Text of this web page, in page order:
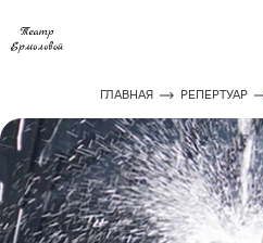
ГЛАВНАЯ РЕПЕРТУАР